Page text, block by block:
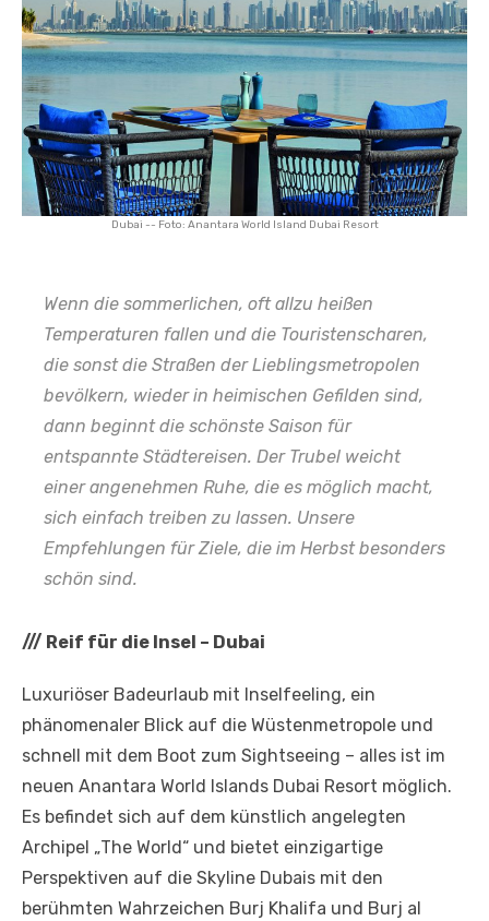
Dubai -- Foto: Anantara World Island Dubai Resort
Wenn die sommerlichen, oft allzu heißen
Temperaturen fallen und die Touristenscharen,
die sonst die Straßen der Lieblingsmetropolen
bevölkern, wieder in heimischen Gefilden sind,
dann beginnt die schönste Saison für
entspannte Städtereisen. Der Trubel weicht
einer angenehmen Ruhe, die es möglich macht,
sich einfach treiben zu lassen. Unsere
Empfehlungen für Ziele, die im Herbst besonders
schön sind.
/// Reif für die Insel – Dubai
Luxuriöser Badeurlaub mit Inselfeeling, ein
phänomenaler Blick auf die Wüstenmetropole und
schnell mit dem Boot zum Sightseeing – alles ist im
neuen Anantara World Islands Dubai Resort möglich.
Es befindet sich auf dem künstlich angelegten
Archipel „The World“ und bietet einzigartige
Perspektiven auf die Skyline Dubais mit den
berühmten Wahrzeichen Burj Khalifa und Burj al